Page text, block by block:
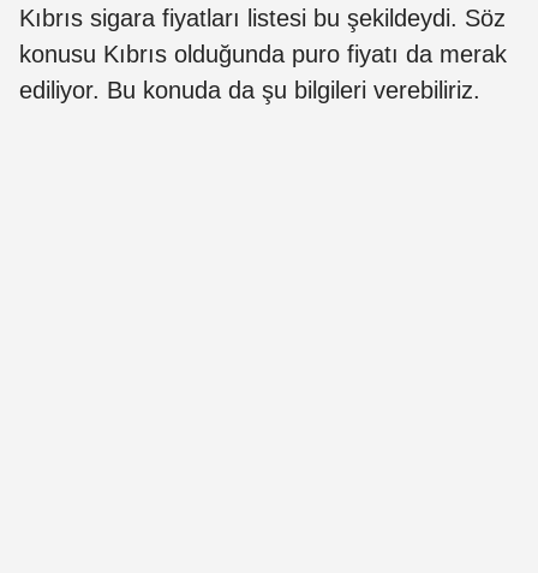
Kıbrıs sigara fiyatları listesi bu şekildeydi. Söz
konusu Kıbrıs olduğunda puro fiyatı da merak
ediliyor. Bu konuda da şu bilgileri verebiliriz.